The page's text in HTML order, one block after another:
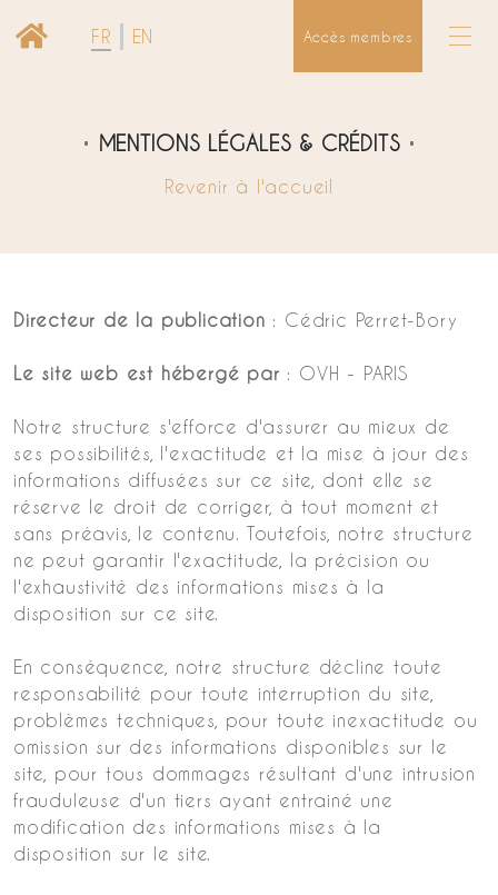
FR EN Accès membres
MENTIONS LÉGALES & CRÉDITS
Revenir à l'accueil
Directeur de la publication : Cédric Perret-Bory
Le site web est hébergé par : OVH - PARIS
Notre structure s'efforce d'assurer au mieux de
ses possibilités, l'exactitude et la mise à jour des
informations diffusées sur ce site, dont elle se
réserve le droit de corriger, à tout moment et
sans préavis, le contenu. Toutefois, notre structure
ne peut garantir l'exactitude, la précision ou
l'exhaustivité des informations mises à la
disposition sur ce site.
En conséquence, notre structure décline toute
responsabilité pour toute interruption du site,
problèmes techniques, pour toute inexactitude ou
omission sur des informations disponibles sur le
site, pour tous dommages résultant d'une intrusion
frauduleuse d'un tiers ayant entrainé une
modification des informations mises à la
disposition sur le site.